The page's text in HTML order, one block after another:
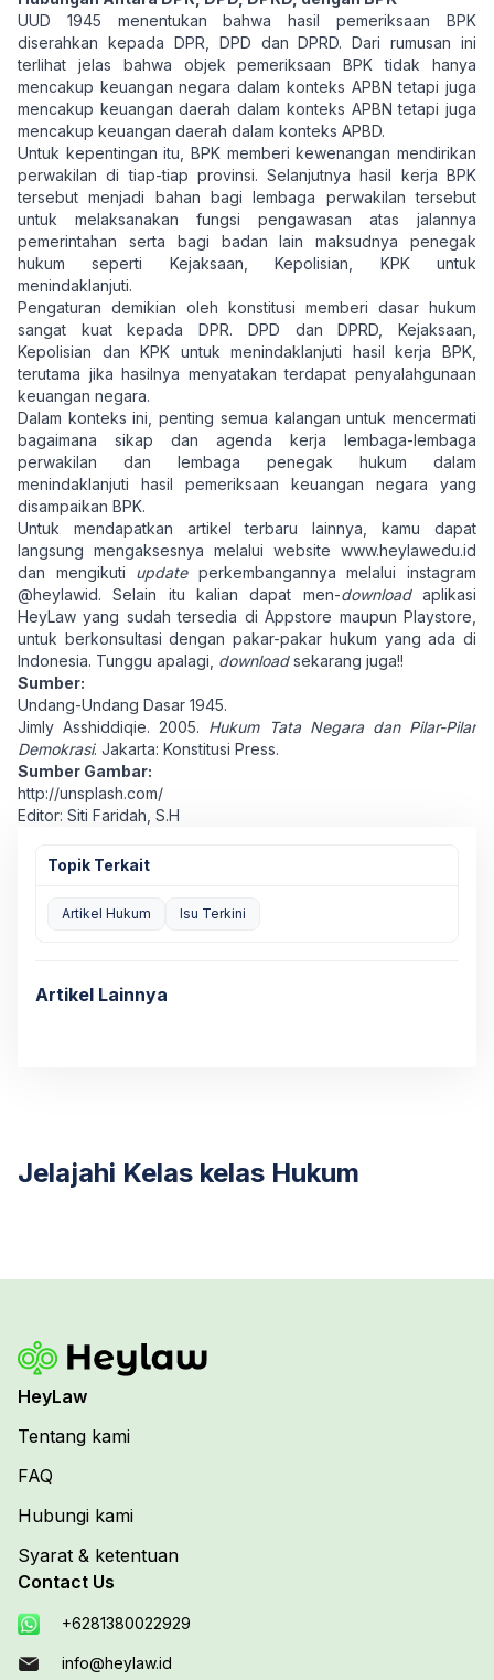
UUD 1945 menentukan bahwa hasil pemeriksaan BPK
diserahkan kepada DPR, DPD dan DPRD. Dari rumusan ini
terlihat jelas bahwa objek pemeriksaan BPK tidak hanya
mencakup keuangan negara dalam konteks APBN tetapi juga
mencakup keuangan daerah dalam konteks APBN tetapi juga
mencakup keuangan daerah dalam konteks APBD.
Untuk kepentingan itu, BPK memberi kewenangan mendirikan
perwakilan di tiap-tiap provinsi. Selanjutnya hasil kerja BPK
tersebut menjadi bahan bagi lembaga perwakilan tersebut
untuk melaksanakan fungsi pengawasan atas jalannya
pemerintahan serta bagi badan lain maksudnya penegak
hukum seperti Kejaksaan, Kepolisian, KPK untuk
menindaklanjuti.
Pengaturan demikian oleh konstitusi memberi dasar hukum
sangat kuat kepada DPR. DPD dan DPRD, Kejaksaan,
Kepolisian dan KPK untuk menindaklanjuti hasil kerja BPK,
terutama jika hasilnya menyatakan terdapat penyalahgunaan
keuangan negara.
Dalam konteks ini, penting semua kalangan untuk mencermati
bagaimana sikap dan agenda kerja lembaga-lembaga
perwakilan dan lembaga penegak hukum dalam
menindaklanjuti hasil pemeriksaan keuangan negara yang
disampaikan BPK.
Untuk mendapatkan artikel terbaru lainnya, kamu dapat
langsung mengaksesnya melalui website www.heylawedu.id
dan mengikuti update perkembangannya melalui instagram
@heylawid. Selain itu kalian dapat men-downloadaplikasi
HeyLaw yang sudah tersedia di Appstore maupun Playstore,
untuk berkonsultasi dengan pakar-pakar hukum yang ada di
Indonesia. Tunggu apalagi, downloadsekarang juga!!
Sumber:
Undang-Undang Dasar 1945.
Jimly Asshiddiqie. 2005. Hukum Tata Negara dan Pilar-Pilar
Demokrasi. Jakarta: Konstitusi Press.
Sumber Gambar:
http://unsplash.com/
Editor: Siti Faridah, S.H
Topik Terkait
Artikel Hukum Isu Terkini
Artikel Lainnya
Jelajahi Kelas kelas Hukum
HeyLaw
Tentang kami
FAQ
Hubungi kami
Syarat & ketentuan
Contact Us
+6281380022929
info@heylaw.id